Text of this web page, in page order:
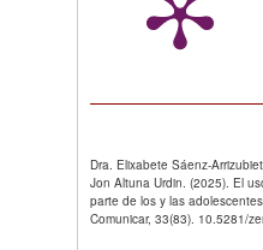
Dra. Elixabete Sáenz-
Jon Altuna Urdin. (2025). El
parte de los y las
Comunicar, 33(83). 10.5281/